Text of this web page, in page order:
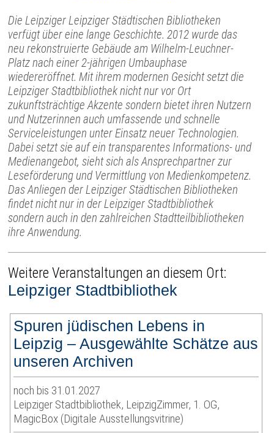
Die Leipziger Leipziger Städtischen Bibliotheken
verfügt über eine lange Geschichte. 2012 wurde das
neu rekonstruierte Gebäude am Wilhelm-Leuchner-
Platz nach einer 2-jährigen Umbauphase
wiedereröffnet. Mit ihrem modernen Gesicht setzt die
Leipziger Stadtbibliothek nicht nur vor Ort
zukunftsträchtige Akzente sondern bietet ihren Nutzern
und Nutzerinnen auch umfassende und schnelle
Serviceleistungen unter Einsatz neuer Technologien.
Dabei setzt sie auf ein transparentes Informations- und
Medienangebot, sieht sich als Ansprechpartner zur
Leseförderung und Vermittlung von Medienkompetenz.
Das Anliegen der Leipziger Städtischen Bibliotheken
findet nicht nur in der Leipziger Stadtbibliothek
sondern auch in den zahlreichen Stadtteilbibliotheken
ihre Anwendung.
Weitere Veranstaltungen an diesem Ort:
Leipziger Stadtbibliothek
Spuren jüdischen Lebens in
Leipzig – Ausgewählte Schätze aus
unseren Archiven
noch bis 31.01.2027
Leipziger Stadtbibliothek, LeipzigZimmer, 1. OG,
MagicBox (Digitale Ausstellungsvitrine)